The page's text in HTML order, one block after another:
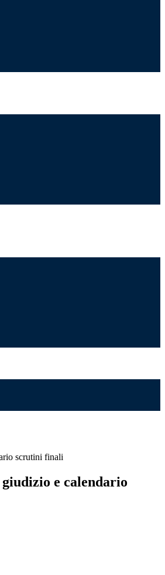
scrutini finali
giudizio e calendario